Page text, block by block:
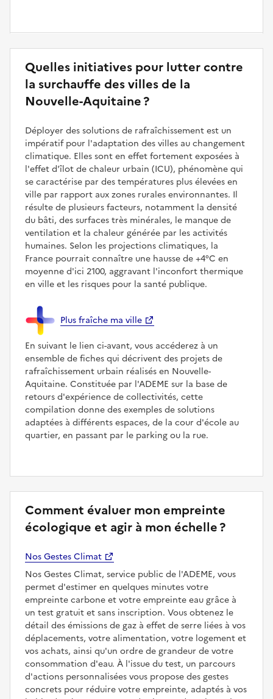
Quelles initiatives pour lutter contre
la surchauffe des villes de la
Nouvelle-Aquitaine ?
Déployer des solutions de rafraîchissement est un
impératif pour l'adaptation des villes au changement
climatique. Elles sont en effet fortement exposées à
l'effet d'îlot de chaleur urbain (ICU), phénomène qui
se caractérise par des températures plus élevées en
ville par rapport aux zones rurales environnantes. Il
résulte de plusieurs facteurs, notamment la densité
du bâti, des surfaces très minérales, le manque de
ventilation et la chaleur générée par les activités
humaines. Selon les projections climatiques, la
France pourrait connaître une hausse de +4°C en
moyenne d'ici 2100, aggravant l'inconfort thermique
en ville et les risques pour la santé publique.
Plus fraîche ma ville
En suivant le lien ci-avant, vous accéderez à un
ensemble de fiches qui décrivent des projets de
rafraîchissement urbain réalisés en Nouvelle-
Aquitaine. Constituée par l'ADEME sur la base de
retours d'expérience de collectivités, cette
compilation donne des exemples de solutions
adaptées à différents espaces, de la cour d'école au
quartier, en passant par le parking ou la rue.
Comment évaluer mon empreinte
écologique et agir à mon échelle ?
Nos Gestes Climat
Nos Gestes Climat, service public de l'ADEME, vous
permet d'estimer en quelques minutes votre
empreinte carbone et votre empreinte eau grâce à
un test gratuit et sans inscription. Vous obtenez le
détail des émissions de gaz à effet de serre liées à vos
déplacements, votre alimentation, votre logement et
vos achats, ainsi qu'un ordre de grandeur de votre
consommation d'eau. À l'issue du test, un parcours
d'actions personnalisées vous propose des gestes
concrets pour réduire votre empreinte, adaptés à vos